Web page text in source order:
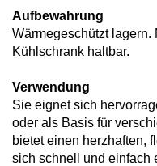
Aufbewahrung
Wärmegeschützt lagern.
Kühlschrank haltbar.
Verwendung
Sie eignet sich
oder als Basis für
bietet einen herzhaften,
sich schnell und einfach